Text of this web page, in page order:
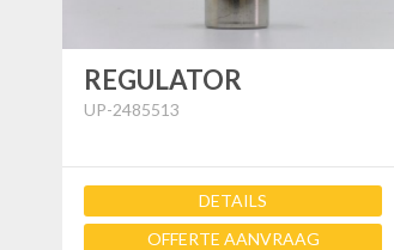
REGULATOR
UP-2485513
DETAILS
OFFERTE AANVRAAG